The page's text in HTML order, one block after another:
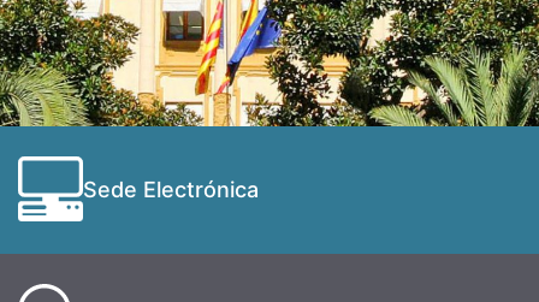
Sede Electrónica